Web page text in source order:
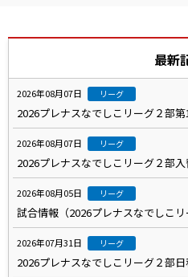
最新
2026年08月07日 リーグ
2026プレナスなでしこリーグ２部
2026年08月07日 リーグ
2026プレナスなでしこリーグ２部
2026年08月05日 リーグ
試合情報（2026プレナスなでしこリ
2026年07月31日 リーグ
2026プレナスなでしこリーグ２部